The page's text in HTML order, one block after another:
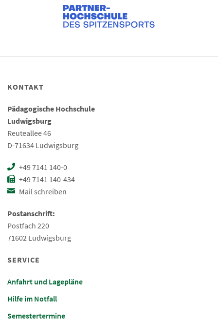
KONTAKT
Pädagogische Hochschule
Ludwigsburg
Reuteallee 46
D-71634 Ludwigsburg
+49 7141 140-0
+49 7141 140-434
Mail schreiben
Postanschrift:
Postfach 220
71602 Ludwigsburg
SERVICE
Anfahrt und Lagepläne
Hilfe im Notfall
Semestertermine